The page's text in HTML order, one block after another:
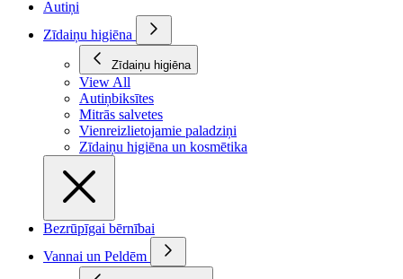
Autiņi
Zīdaiņu higiēna
Zīdaiņu higiēna
View All
Autiņbiksītes
Mitrās salvetes
Vienreizlietojamie paladziņi
Zīdaiņu higiēna un kosmētika
Bezrūpīgai bērnībai
Vannai un Peldēm